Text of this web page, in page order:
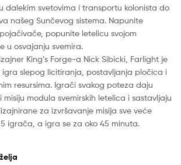
dalekim svetovima i transportu kolonista do
našeg Sunčevog sistema. Napunite
popunite letelicu svojom
u osvajanju svemira.
King’s Forge-a Nick Sibicki, Farlight je
slepog licitiranja, postavljanja pločica i
resursima. Igrači svakog poteza daju
modula svemirskih letelica i sastavljaju
za izvršavanje misija sve veće
igrača, a igra se za oko 45 minuta.